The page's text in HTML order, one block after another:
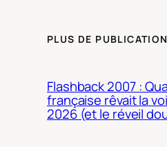
PLUS DE
Flashback 2007 :
française rêvait la
2026 (et le réveil